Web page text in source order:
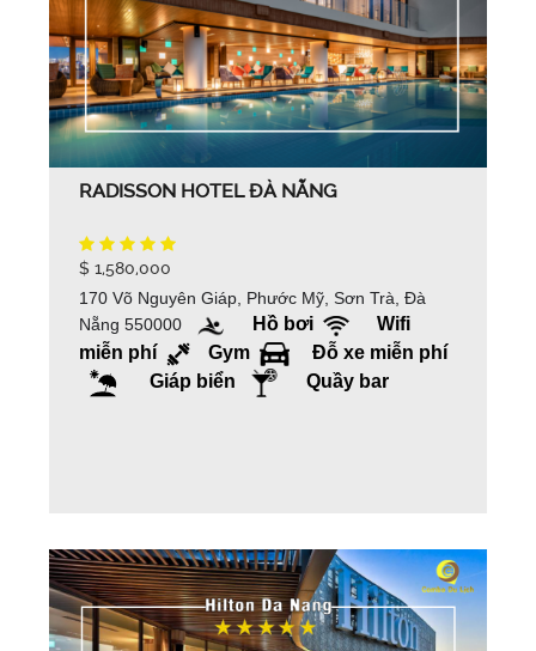
RADISSON HOTEL ĐÀ NẴNG
$ 1,580,000
170 Võ Nguyên Giáp, Phước Mỹ, Sơn Trà, Đà
Nẵng 550000
Hồ bơi
Wifi
miễn phí
Gym
Đỗ xe miễn phí
Giáp biển
Quầy bar